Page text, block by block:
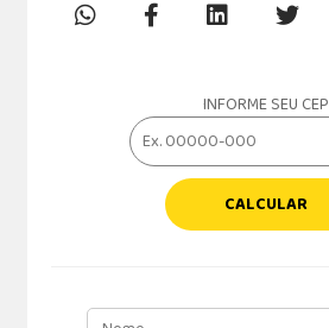
INFORME SEU CEP
CALCULAR